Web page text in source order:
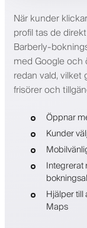
När kunder
profil tas de
Barberly-
med Google och
redan vald, vilket
frisörer och
Öppnar
Kunder
Integrerat
Hjälper till
Maps